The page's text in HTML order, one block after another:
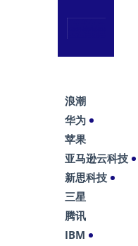
浪潮
华为
苹果
亚马逊云科技
新思科技
三星
腾讯
IBM